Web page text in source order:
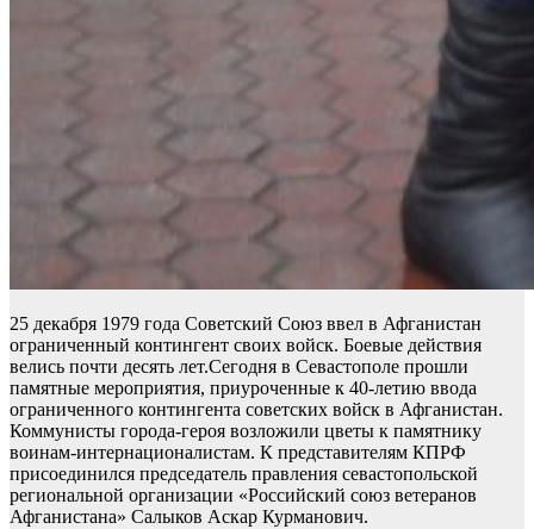
25 декабря 1979 года Советский Союз ввел в Афганистан
ограниченный контингент своих войск. Боевые действия
велись почти десять лет.Сегодня в Севастополе прошли
памятные мероприятия, приуроченные к 40-летию ввода
ограниченного контингента советских войск в Афганистан.
Коммунисты города-героя возложили цветы к памятнику
воинам-интернационалистам. К представителям КПРФ
присоединился председатель правления севастопольской
региональной организации «Российский союз ветеранов
Афганистана» Салыков Аскар Курманович.